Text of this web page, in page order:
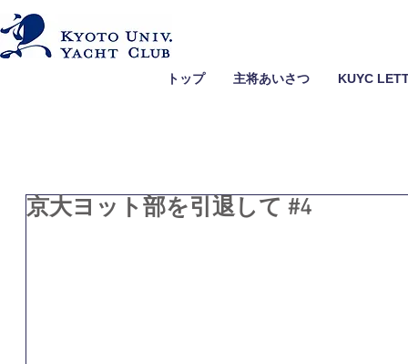
トップ 主将あいさつ KUYC
京大ヨット部を引退して #4